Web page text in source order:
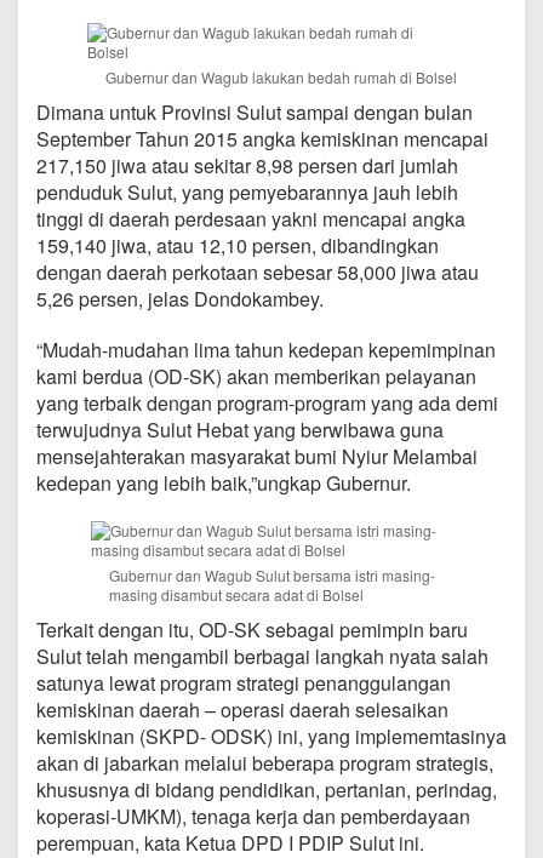
i
a
K
e
m
i
s
k
i
n
Gubernur dan Wagub lakukan bedah rumah di Bolsel
Dimana untuk Provinsi Sulut sampai dengan bulan
September Tahun 2015 angka kemiskinan mencapai
217,150 jiwa atau sekitar 8,98 persen dari jumlah
penduduk Sulut, yang pemyebarannya jauh lebih
tinggi di daerah perdesaan yakni mencapai angka
159,140 jiwa, atau 12,10 persen, dibandingkan
dengan daerah perkotaan sebesar 58,000 jiwa atau
5,26 persen, jelas Dondokambey.
“Mudah-mudahan lima tahun kedepan kepemimpinan
kami berdua (OD-SK) akan memberikan pelayanan
yang terbaik dengan program-program yang ada demi
terwujudnya Sulut Hebat yang berwibawa guna
mensejahterakan masyarakat bumi Nyiur Melambai
kedepan yang lebih baik,”ungkap Gubernur.
Gubernur dan Wagub Sulut bersama istri masing-
masing disambut secara adat di Bolsel
Terkait dengan itu, OD-SK sebagai pemimpin baru
Sulut telah mengambil berbagai langkah nyata salah
satunya lewat program strategi penanggulangan
kemiskinan daerah – operasi daerah selesaikan
kemiskinan (SKPD- ODSK) ini, yang implememtasinya
akan di jabarkan melalui beberapa program strategis,
khususnya di bidang pendidikan, pertanian, perindag,
koperasi-UMKM), tenaga kerja dan pemberdayaan
perempuan, kata Ketua DPD I PDIP Sulut ini.